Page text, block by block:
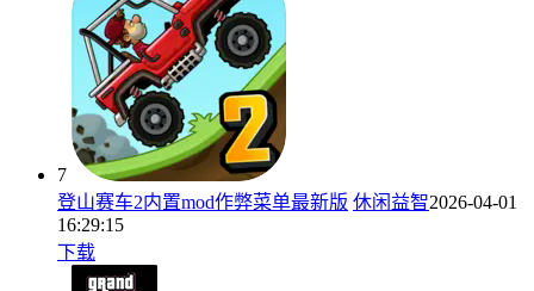
7
登山赛车2内置mod作弊菜单最新版 休闲益智2026-04-01
16:29:15
下载